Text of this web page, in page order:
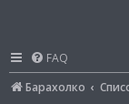
FAQ
Барахолко